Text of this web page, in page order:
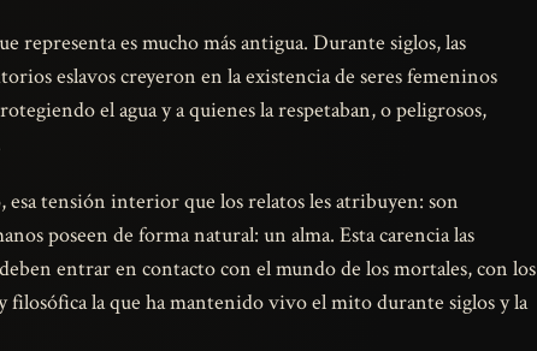
representa es mucho más antigua. Durante siglos, las
eslavos creyeron en la existencia de seres femeninos
el agua y a quienes la respetaban, o peligrosos,
esa tensión interior que los relatos les atribuyen: son
poseen de forma natural: un alma. Esta carencia las
entrar en contacto con el mundo de los mortales, con los
la que ha mantenido vivo el mito durante siglos y la